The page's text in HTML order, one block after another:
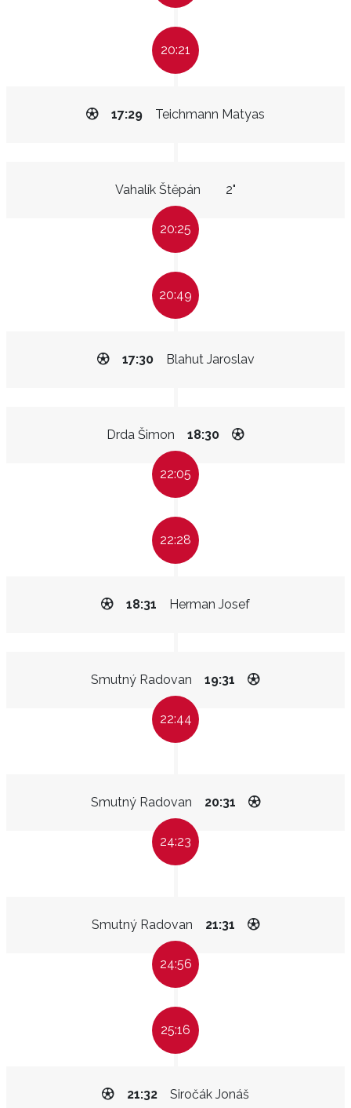
20:21
Teichmann Matyas
17:29
Vahalík Štěpán 2"
20:25
20:49
Blahut Jaroslav
17:30
Drda Šimon 18:30
22:05
22:28
Herman Josef
18:31
Smutný Radovan 19:31
22:44
Smutný Radovan 20:31
24:23
Smutný Radovan 21:31
24:56
25:16
Siročák Jonáš
21:32